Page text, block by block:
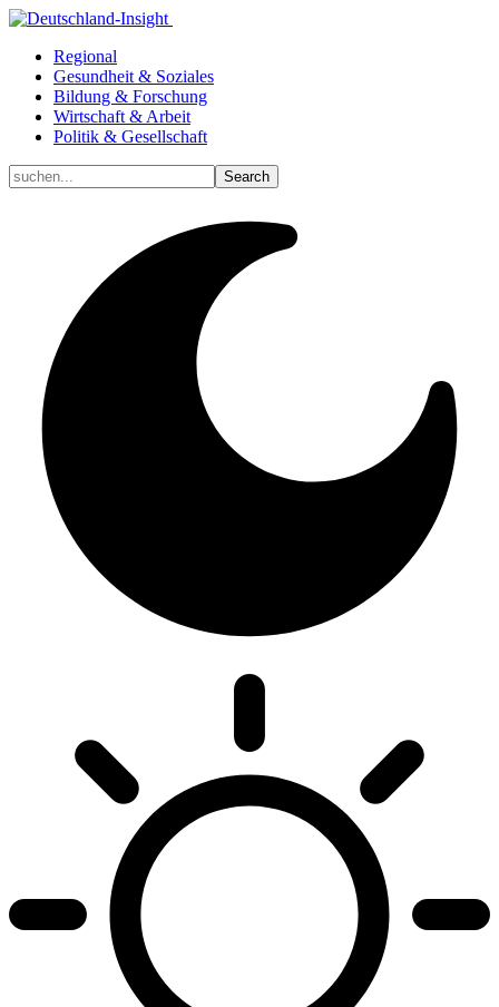
Regional
Gesundheit & Soziales
Bildung & Forschung
Wirtschaft & Arbeit
Politik & Gesellschaft